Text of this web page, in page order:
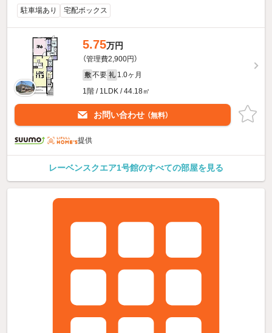
駐車場あり 宅配ボックス
5.75万円
（管理費2,900円）
敷 不要 礼 1.0ヶ月
1階 / 1LDK / 44.18㎡
お問い合わせ （無料）
提供
レーベンスクエア1号館のすべての部屋を見る